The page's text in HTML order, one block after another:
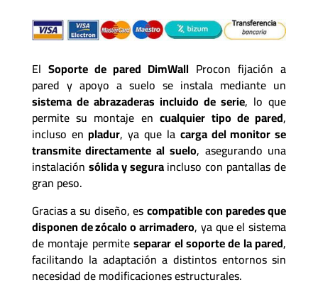
El Soporte de pared DimWall Procon fijación a
pared y apoyo a suelo se instala mediante un
sistema de abrazaderas incluido de serie, lo que
permite su montaje encualquier tipo de pared,
incluso enpladur, ya que la carga del monitor se
transmite directamente al suelo, asegurando una
instalación sólida y seguraincluso con pantallas de
gran peso.
Gracias a su diseño, escompatible con paredes que
disponen de zócalo o arrimadero, ya que el sistema
de montaje permiteseparar el soporte de la pared,
facilitando la adaptación a distintos entornos sin
necesidad de modificaciones estructurales.